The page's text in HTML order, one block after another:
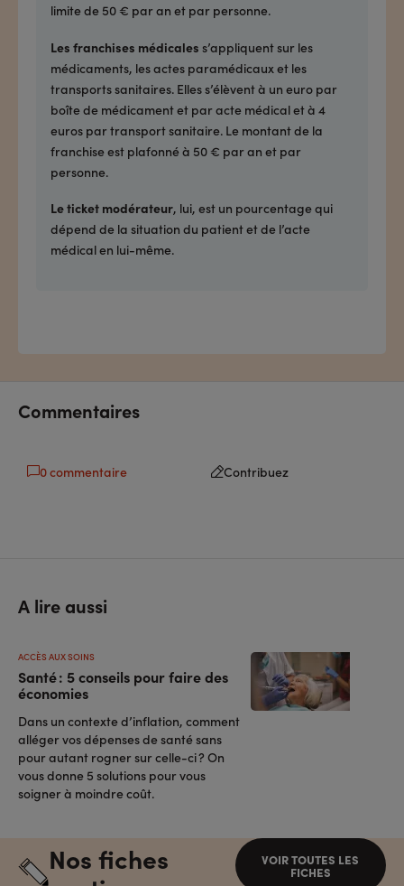
limite de 50 € par an et par personne.
Les franchises médicales s’appliquent sur les
médicaments, les actes paramédicaux et les
transports sanitaires. Elles s’élèvent à un euro par
boîte de médicament et par acte médical et à 4
euros par transport sanitaire. Le montant de la
franchise est plafonné à 50 € par an et par
personne.
Le ticket modérateur, lui, est un pourcentage qui
dépend de la situation du patient et de l’acte
médical en lui-même.
Commentaires
0 commentaire Contribuez
A lire aussi
Santé : 5 conseils pour faire des
économies
ACCÈS AUX SOINS
Dans un contexte d’inflation, comment
alléger vos dépenses de santé sans
pour autant rogner sur celle-ci ? On
vous donne 5 solutions pour vous
soigner à moindre coût.
Nos fiches
VOIR TOUTES LES
FICHES